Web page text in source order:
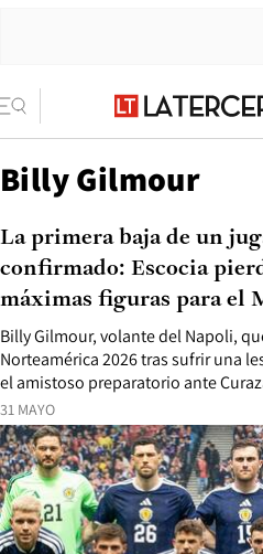
Billy Gilmour
31 MAYO
Billy Gilmour, volante del Napoli,
Norteamérica 2026 tras sufrir una
el amistoso preparatorio ante
La primera baja de un
confirmado: Escocia
máximas figuras para el